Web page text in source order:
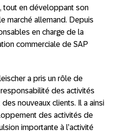
tout en développant son
marché allemand. Depuis
en charge de la
commerciale de SAP
a pris un rôle de
des activités
nouveaux clients. Il a ainsi
des activités de
importante à l’activité